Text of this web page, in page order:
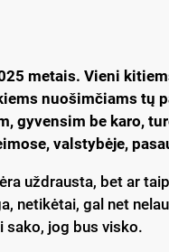
metais. Vieni
nuošimčiams tų
gyvensim be karo,
valstybėje,
uždrausta, bet ar
netikėtai, gal net
sako, jog bus visko.